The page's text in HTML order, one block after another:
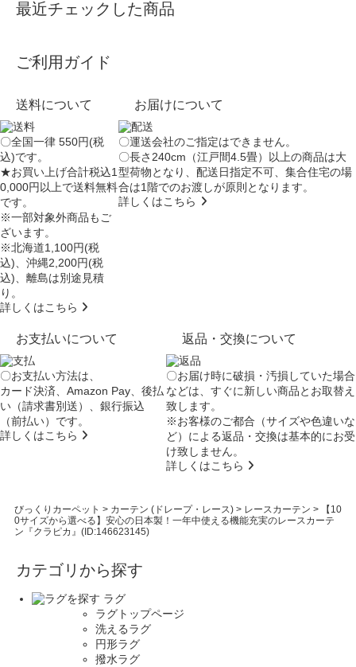
最近チェックした商品
ご利用ガイド
送料について
〇全国一律 550円(税
込)です。
★お買い上げ合計税込1
0,000円以上で送料無料
です。
※一部対象外商品もご
ざいます。
※北海道1,100円(税
込)、沖縄2,200円(税
込)、離島は別途見積
り。
詳しくはこちら
お届けについて
〇運送会社のご指定はできません。
〇長さ240cm（江戸間4.5畳）以上の商品は大
型荷物となり、配送日指定不可、集合住宅の場
合は1階でのお渡しが原則となります。
詳しくはこちら
お支払いについて
〇お支払い方法は、
カード決済、Amazon Pay、後払
い（請求書別送）、銀行振込
（前払い）です。
詳しくはこちら
返品・交換について
〇お届け時に破損・汚損していた場合
などは、すぐに新しい商品とお取替え
致します。
※お客様のご都合（サイズや色違いな
ど）による返品・交換は基本的にお受
け致しません。
詳しくはこちら
びっくりカーペット > カーテン (ドレープ・レース)> レースカーテン >
【10
0サイズから選べる】安心の日本製！一年中使える機能充実のレースカーテ
ン『クラピカ』(ID:146623145)
カテゴリから探す
ラグ
ラグトップページ
洗えるラグ
円形ラグ
撥水ラグ